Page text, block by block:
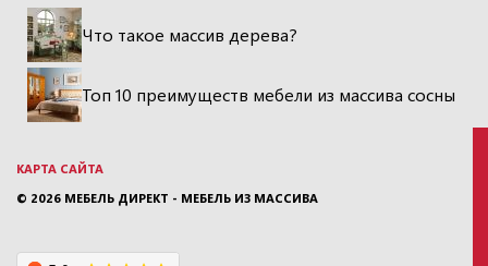
Что такое массив дерева?
Топ 10 преимуществ мебели из массива сосны
КАРТА САЙТА
© 2026 МЕБЕЛЬ ДИРЕКТ - МЕБЕЛЬ ИЗ МАССИВА